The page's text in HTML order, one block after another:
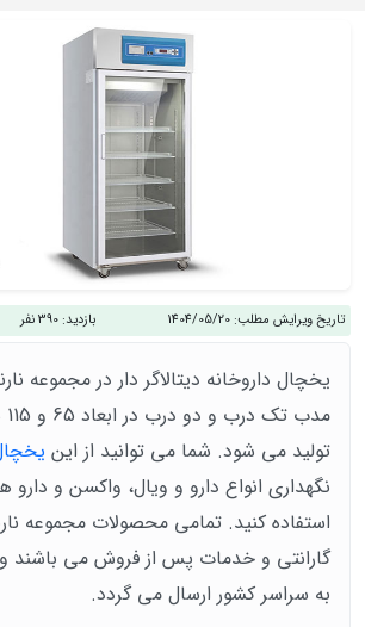
تاریخ ویرایش مطلب: 1404/05/20 بازدید: 390 نفر
یخچال داروخانه دیتالاگر دار در مجموعه
تولید می شود. شما می توانید از این
نگهداری انواع دارو و ویال، واکسن و دارو
استفاده کنید. تمامی محصولات مجموعه
گارانتی و خدمات پس از فروش می باشند و
به سراسر کشور ارسال می گردد.